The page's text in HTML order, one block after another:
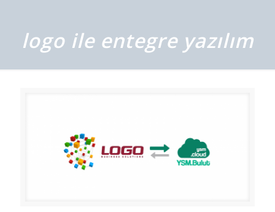
logo ile entegre yazılım